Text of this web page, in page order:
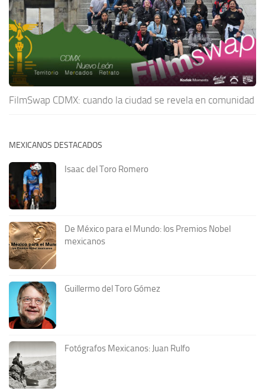
FilmSwap CDMX: cuando la ciudad se revela en comunidad
MEXICANOS DESTACADOS
Isaac del Toro Romero
De México para el Mundo: los Premios Nobel
mexicanos
Guillermo del Toro Gómez
Fotógrafos Mexicanos: Juan Rulfo